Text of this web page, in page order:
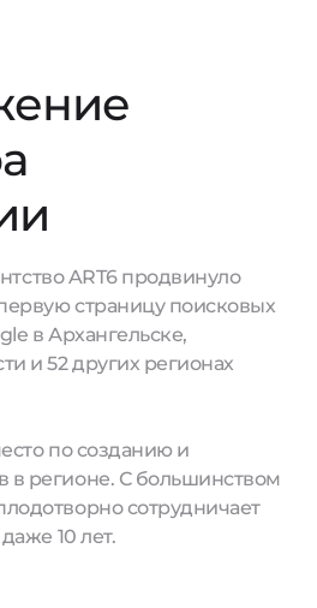
ART6 продвинуло
страницу поисковых
в Архангельске,
и 52 других регионах
по созданию и
в регионе. С большинством
сотрудничает
10 лет.